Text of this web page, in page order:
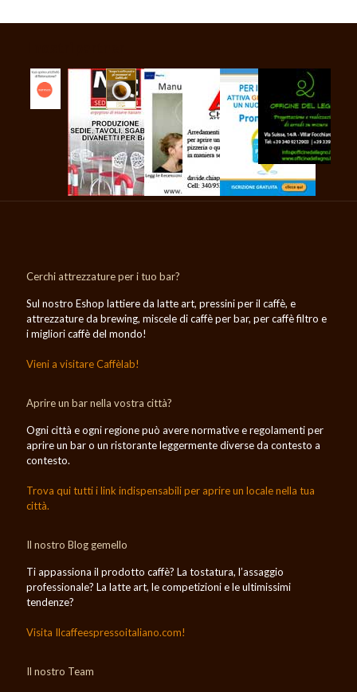
Cerchi attrezzature per i tuo bar?
Sul nostro Eshop lattiere da latte art, pressini per il caffè, e
attrezzature da brewing, miscele di caffè per bar, per caffè filtro e
i migliori caffè del mondo!
Vieni a visitare Caffèlab!
Aprire un bar nella vostra città?
Ogni città e ogni regione può avere normative e regolamenti per
aprire un bar o un ristorante leggermente diverse da contesto a
contesto.
Trova qui tutti i link indispensabili per aprire un locale nella tua
città.
Il nostro Blog gemello
Ti appassiona il prodotto caffè? La tostatura, l’assaggio
professionale? La latte art, le competizioni e le ultimissimi
tendenze?
Visita Ilcaffeespressoitaliano.com!
Il nostro Team